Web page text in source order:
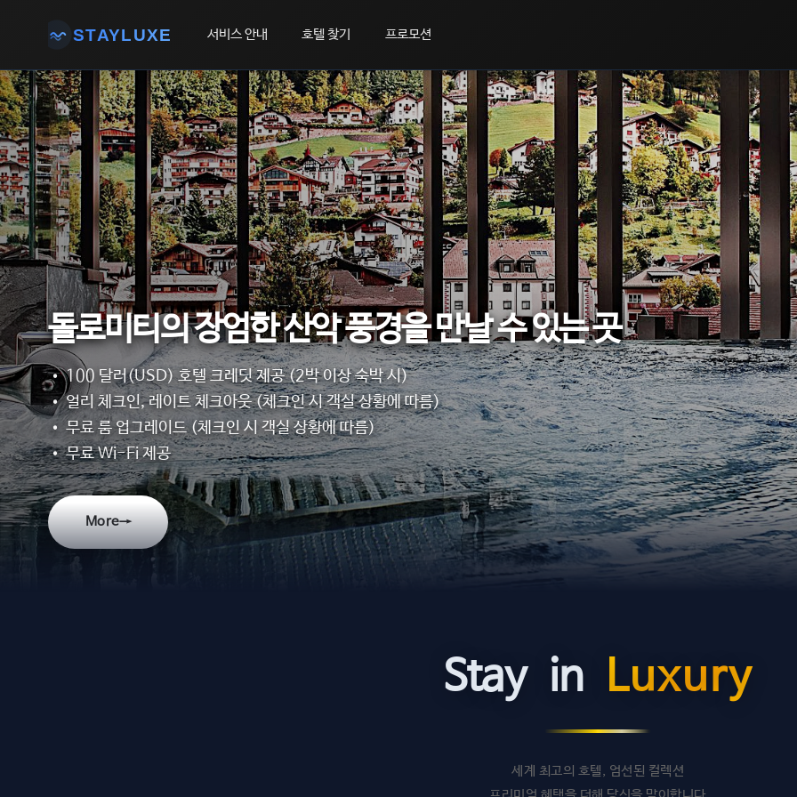
STAYLUXE 서비스 안내 호텔 찾기 프로모션
돌로미티의 장엄한 산악 풍경을 만날 수 있는 곳
• 100 달러(USD) 호텔 크레딧 제공 (2박 이상 숙박 시)
• 얼리 체크인, 레이트 체크아웃 (체크인 시 객실 상황에 따름)
• 무료 룸 업그레이드 (체크인 시 객실 상황에 따름)
• 무료 Wi-Fi 제공
More
Stay in Luxury
세계 최고의 호텔, 엄선된 컬렉션